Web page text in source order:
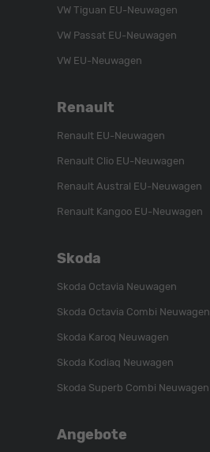
VW Tiguan EU-Neuwagen
VW Passat EU-Neuwagen
VW EU-Neuwagen
Renault
Renault EU-Neuwagen
Renault Clio EU-Neuwagen
Renault Austral EU-Neuwagen
Renault Kangoo EU-Neuwagen
Skoda
Skoda Octavia Neuwagen
Skoda Octavia Combi Neuwagen
Skoda Karoq Neuwagen
Skoda Kodiaq Neuwagen
Skoda Superb Combi Neuwagen
Angebote